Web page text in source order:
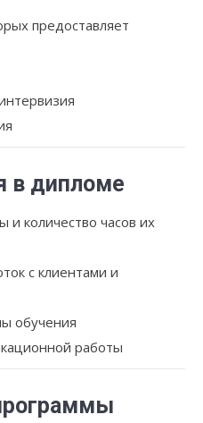
предоставляет
в дипломе
количество часов их
с клиентами и
обучения
работы